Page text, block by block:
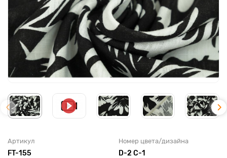
Артикул
FT-155
Номер цвета/дизайна
D-2 С-1